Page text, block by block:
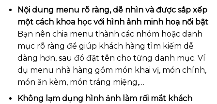
Nội dung menu rõ ràng, dễ nhìn và được sắp xếp
một cách khoa học với hình ảnh minh hoạ nổi bật:
Bạn nên chia menu thành các nhóm hoặc danh
mục rõ ràng để giúp khách hàng tìm kiếm dễ
dàng hơn, sau đó đặt tên cho từng danh mục. Ví
dụ menu nhà hàng gồm món khai vị, món chính,
món ăn kèm, món tráng miệng,…
Không lạm dụng hình ảnh làm rối mắt khách